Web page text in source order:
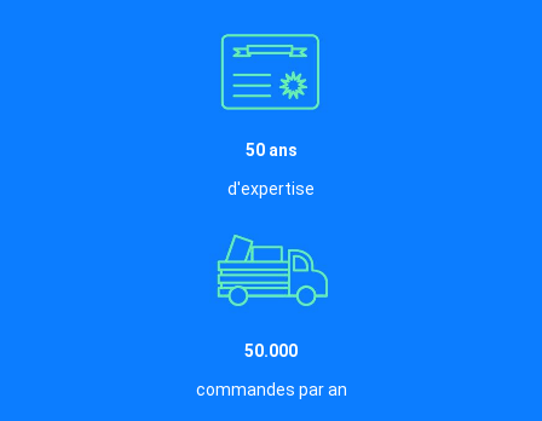
50 ans
d'expertise
50.000
commandes par an